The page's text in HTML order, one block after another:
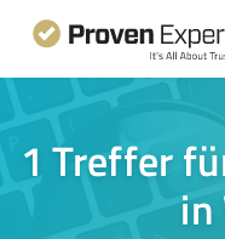
1 Treffer
in